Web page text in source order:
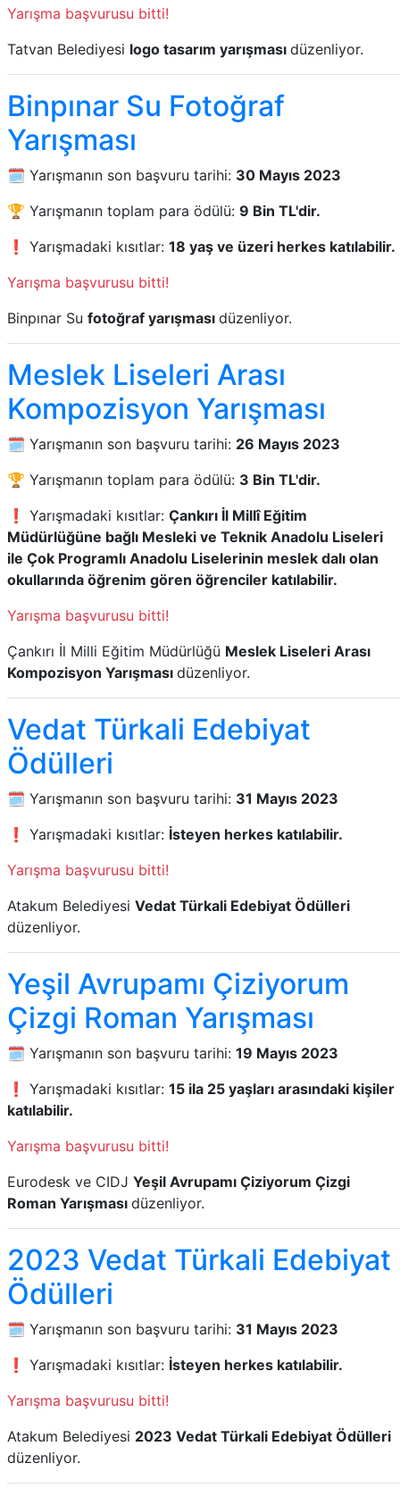
Yarışma başvurusu bitti!
Tatvan Belediyesi logo tasarım yarışması düzenliyor.
Binpınar Su Fotoğraf
Yarışması
🗓️ Yarışmanın son başvuru tarihi: 30 Mayıs 2023
🏆 Yarışmanın toplam para ödülü: 9 Bin TL'dir.
❗ Yarışmadaki kısıtlar: 18 yaş ve üzeri herkes katılabilir.
Yarışma başvurusu bitti!
Binpınar Su fotoğraf yarışması düzenliyor.
Meslek Liseleri Arası
Kompozisyon Yarışması
🗓️ Yarışmanın son başvuru tarihi: 26 Mayıs 2023
🏆 Yarışmanın toplam para ödülü: 3 Bin TL'dir.
❗ Yarışmadaki kısıtlar: Çankırı İl Millî Eğitim
Müdürlüğüne bağlı Mesleki ve Teknik Anadolu Liseleri
ile Çok Programlı Anadolu Liselerinin meslek dalı olan
okullarında öğrenim gören öğrenciler katılabilir.
Yarışma başvurusu bitti!
Çankırı İl Milli Eğitim Müdürlüğü Meslek Liseleri Arası
Kompozisyon Yarışması düzenliyor.
Vedat Türkali Edebiyat
Ödülleri
🗓️ Yarışmanın son başvuru tarihi: 31 Mayıs 2023
❗ Yarışmadaki kısıtlar: İsteyen herkes katılabilir.
Yarışma başvurusu bitti!
Atakum Belediyesi Vedat Türkali Edebiyat Ödülleri
düzenliyor.
Yeşil Avrupamı Çiziyorum
Çizgi Roman Yarışması
🗓️ Yarışmanın son başvuru tarihi: 19 Mayıs 2023
❗ Yarışmadaki kısıtlar: 15 ila 25 yaşları arasındaki kişiler
katılabilir.
Yarışma başvurusu bitti!
Eurodesk ve CIDJ Yeşil Avrupamı Çiziyorum Çizgi
Roman Yarışması düzenliyor.
2023 Vedat Türkali Edebiyat
Ödülleri
🗓️ Yarışmanın son başvuru tarihi: 31 Mayıs 2023
❗ Yarışmadaki kısıtlar: İsteyen herkes katılabilir.
Yarışma başvurusu bitti!
Atakum Belediyesi 2023 Vedat Türkali Edebiyat Ödülleri
düzenliyor.